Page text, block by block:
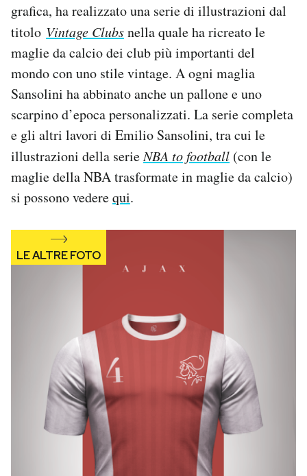
CALENDARIO
AREA PERSONALE
Area Personale
Newsletter
Notifiche mobile
Regala il Post
Hai bisogno di aiuto?
grafica, ha realizzato una serie di illustrazioni dal
titolo Vintage Clubsnella quale ha ricreato le
maglie da calcio dei club più importanti del
mondo con uno stile vintage. A ogni maglia
Sansolini ha abbinato anche un pallone e uno
scarpino d’epoca personalizzati. La serie completa
e gli altri lavori di Emilio Sansolini, tra cui le
illustrazioni della serieNBA to football (con le
maglie della NBA trasformate in maglie da calcio)
si possono vederequi.